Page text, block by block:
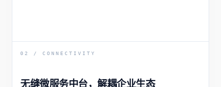
02 / CONNECTIVITY
无缝微服务中台，解耦企业生态